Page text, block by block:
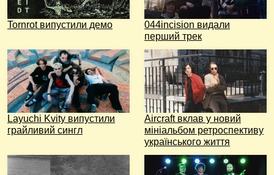
Tornrot випустили демо
044incision видали
перший трек
Layuchi Kvity випустили
грайливий сингл
Aircraft вклав у новий
мініальбом ретроспективу
українського життя